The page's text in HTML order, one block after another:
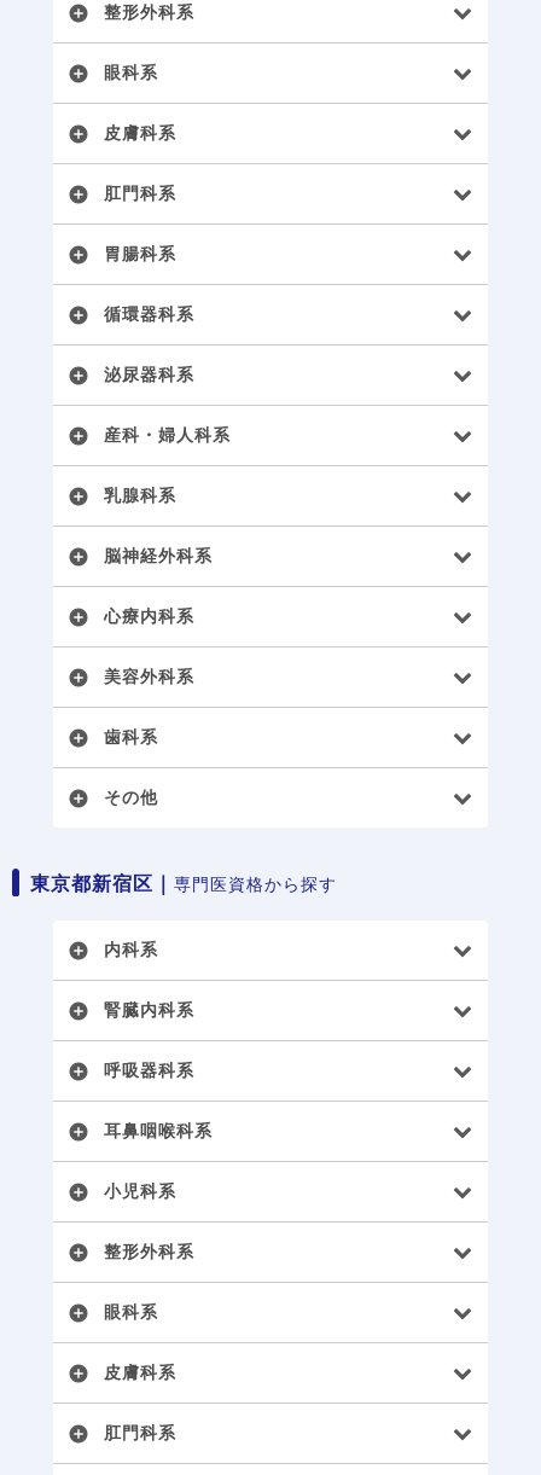
add_circle 整形外科系
add_circle 眼科系
add_circle 皮膚科系
add_circle 肛門科系
add_circle 胃腸科系
add_circle 循環器科系
add_circle 泌尿器科系
add_circle 産科・婦人科系
add_circle 乳腺科系
add_circle 脳神経外科系
add_circle 心療内科系
add_circle 美容外科系
add_circle 歯科系
add_circle その他
東京都新宿区｜ 専門医資格から探す
add_circle 内科系
add_circle 腎臓内科系
add_circle 呼吸器科系
add_circle 耳鼻咽喉科系
add_circle 小児科系
add_circle 整形外科系
add_circle 眼科系
add_circle 皮膚科系
add_circle 肛門科系